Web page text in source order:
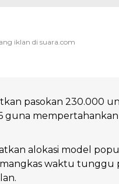
pasokan 230.000
guna mempertahankan
alokasi model
waktu tunggu